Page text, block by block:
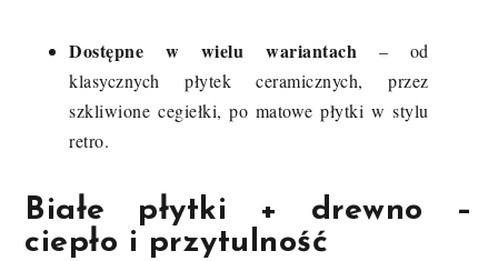
Dostępne w wielu wariantach – od
klasycznych płytek ceramicznych, przez
szkliwione cegiełki, po matowe płytki w stylu
retro.
Białe płytki + drewno –
ciepło i przytulność